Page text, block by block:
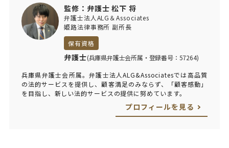
監修：弁護士 松下 将
弁護士法人ALG＆Associates
姫路法律事務所 副所長
保有資格
弁護士(兵庫県弁護士会所属・登録番号：57264)
兵庫県弁護士会所属。弁護士法人ALG&Associatesでは高品質
の法的サービスを提供し、顧客満足のみならず、「顧客感動」
を目指し、新しい法的サービスの提供に努めています。
プロフィールを見る